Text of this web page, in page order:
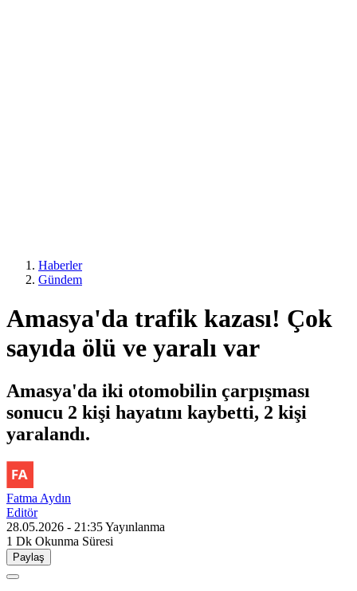
Haberler
Gündem
Amasya'da trafik kazası! Çok
sayıda ölü ve yaralı var
Amasya'da iki otomobilin çarpışması
sonucu 2 kişi hayatını kaybetti, 2 kişi
yaralandı.
Fatma Aydın
Editör
28.05.2026 - 21:35Yayınlanma
1 Dk Okunma Süresi
Paylaş